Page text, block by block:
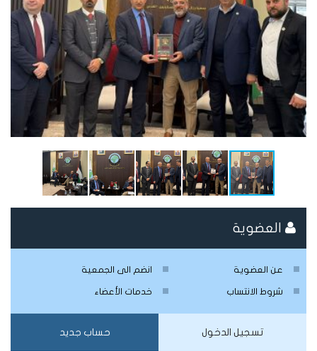
العضوية
عن العضوية انضم الى الجمعية
شروط الانتساب خدمات الأعضاء
تسجيل الدخول حساب جديد